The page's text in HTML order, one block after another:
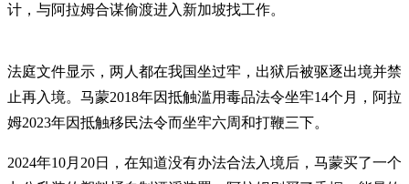
计，与阿拉姆合谋偷渡进入新加坡找工作。
法庭文件显示，两人都在我国坐过牢，出狱后被驱逐出境并禁
止再入境。马蒙2018年因抵触滥用毒品法令坐牢14个月，阿拉
姆2023年因抵触移民法令而坐牢六周和打鞭三下。
2024年10月20日，在知道没有办法合法入境后，马蒙买了一个